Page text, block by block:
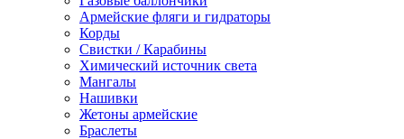
Армейские фляги и гидраторы
Корды
Свистки / Карабины
Химический источник света
Мангалы
Нашивки
Жетоны армейские
Браслеты